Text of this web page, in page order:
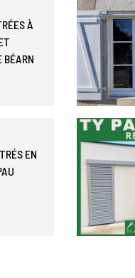
À
BÉARN
EN